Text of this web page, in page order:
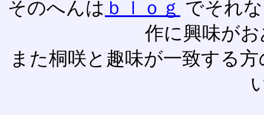
そのへんは ｂｌｏｇ でそれ
作に興味が
また桐咲と趣味が一致する